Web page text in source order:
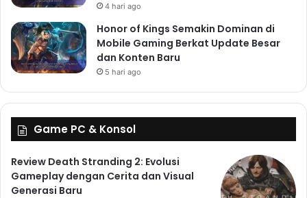
4 hari ago
Honor of Kings Semakin Dominan di
Mobile Gaming Berkat Update Besar
dan Konten Baru
5 hari ago
Game PC & Konsol
Review Death Stranding 2: Evolusi
Gameplay dengan Cerita dan Visual
Generasi Baru